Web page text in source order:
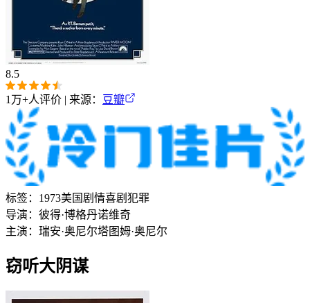
8.5
1万+人评价 | 来源： 豆瓣
标签： 1973美国 剧情喜剧 犯罪
导演： 彼得·博格丹诺维奇
主演： 瑞安·奥尼尔塔图姆·奥尼尔
窃听大阴谋